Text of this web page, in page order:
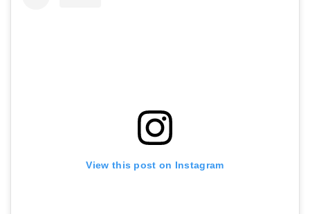
View this post on Instagram